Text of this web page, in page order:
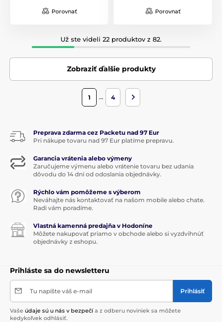
Porovnať Porovnať
Už ste videli 22 produktov z 82.
Zobraziť ďalšie produkty
1 … 4
Preprava zdarma cez Packetu nad 97 Eur
Pri nákupe tovaru nad 97 Eur platíme prepravu.
Garancia vrátenia alebo výmeny
Zaručujeme výmenu alebo vrátenie tovaru bez udania
dôvodu do 14 dní od odoslania objednávky.
Rýchlo vám pomôžeme s výberom
Neváhajte nás kontaktovať na našom mobile alebo chate.
Radi vám poradíme.
Vlastná kamenná predajňa v Hodoníne
Môžete nakupovať priamo v obchode alebo si vyzdvihnúť
objednávky z eshopu.
Prihláste sa do newsletteru
Tu napíšte váš e-mail Prihlásiť
Vaše údaje sú u nás v bezpečí a z odberu noviniek sa môžete
kedykoľvek odhlásiť.